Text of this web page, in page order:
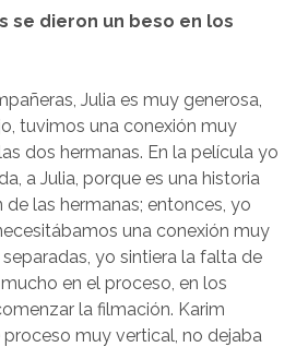
se dieron un beso en los
Julia es muy generosa,
tuvimos una conexión muy
dos hermanas. En la película yo
a Julia, porque es una historia
las hermanas; entonces, yo
una conexión muy
yo sintiera la falta de
en el proceso, en los
la filmación. Karim
muy vertical, no dejaba